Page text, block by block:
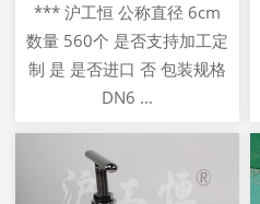
*** 沪工恒 公称直径 6cm
数量 560个 是否支持加工定
制 是 是否进口 否 包装规格
DN6 ...